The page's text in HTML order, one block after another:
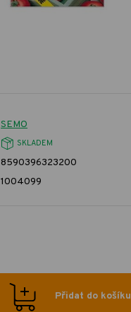
SEMO
SKLADEM
8590396323200
1004099
Přidat do košíku